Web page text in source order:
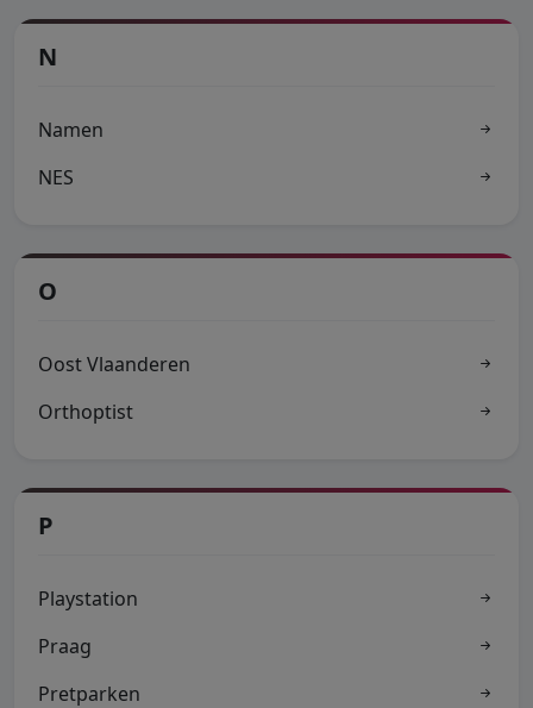
N
Namen
NES
O
Oost Vlaanderen
Orthoptist
P
Playstation
Praag
Pretparken